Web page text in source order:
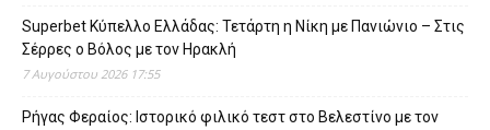
Superbet Κύπελλο Ελλάδας: Τετάρτη η Νίκη με Πανιώνιο – Στις
Σέρρες ο Βόλος με τον Ηρακλή
7 Αυγούστου 2026 17:55
Ρήγας Φεραίος: Ιστορικό φιλικό τεστ στο Βελεστίνο με τον